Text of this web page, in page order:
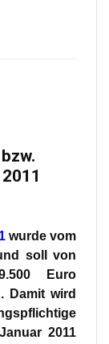
wurde vom
soll von
Euro
Damit wird
2011